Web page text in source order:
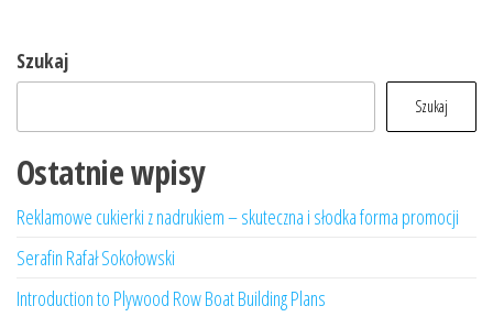
Szukaj
Szukaj
Ostatnie wpisy
Reklamowe cukierki z nadrukiem – skuteczna i słodka forma promocji
Serafin Rafał Sokołowski
Introduction to Plywood Row Boat Building Plans